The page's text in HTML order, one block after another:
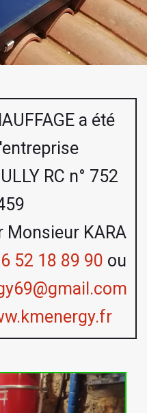
a été
RC n° 752
Monsieur KARA
52 18 89 90 ou